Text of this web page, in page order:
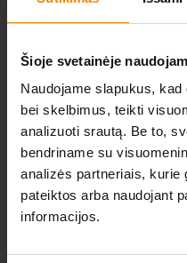
Šioje svetainėje
Naudojame slapukus,
bei skelbimus, teikti
analizuoti srautą. Be to,
bendriname su
analizės partneriais, kurie
pateiktos arba naudojant
informacijos.
Komplektas apima
Reguliuojamos
leidžia pritaikyti
Prašome pažymėti,
nesurinkti, tačiau su
instrukcijomis. Šis
technikos,